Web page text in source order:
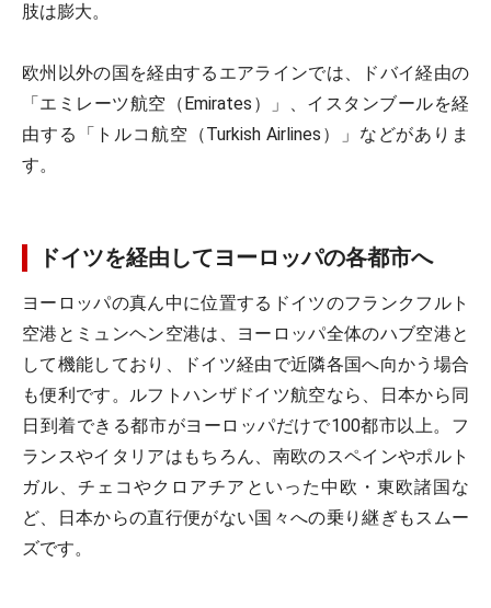
肢は膨大。
欧州以外の国を経由するエアラインでは、ドバイ経由の
「エミレーツ航空（Emirates）」、イスタンブールを経
由する「トルコ航空（Turkish Airlines）」などがありま
す。
ドイツを経由してヨーロッパの各都市へ
ヨーロッパの真ん中に位置するドイツのフランクフルト
空港とミュンヘン空港は、ヨーロッパ全体のハブ空港と
して機能しており、ドイツ経由で近隣各国へ向かう場合
も便利です。ルフトハンザドイツ航空なら、日本から同
日到着できる都市がヨーロッパだけで100都市以上。フ
ランスやイタリアはもちろん、南欧のスペインやポルト
ガル、チェコやクロアチアといった中欧・東欧諸国な
ど、日本からの直行便がない国々への乗り継ぎもスムー
ズです。